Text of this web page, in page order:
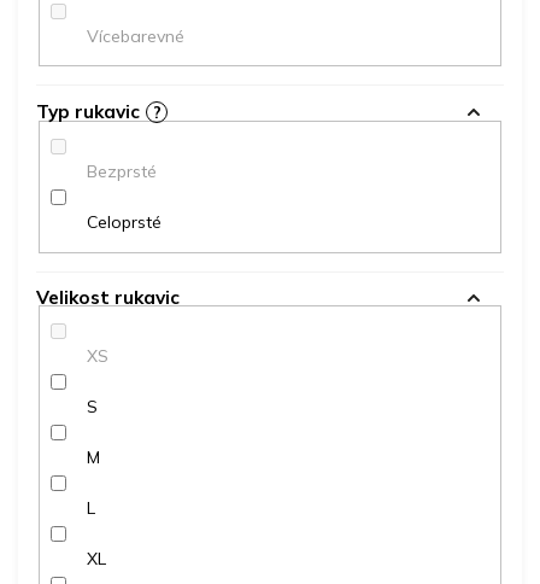
Vícebarevné
Typ rukavic ?
Bezprsté
Celoprsté
Velikost rukavic
XS
S
M
L
XL